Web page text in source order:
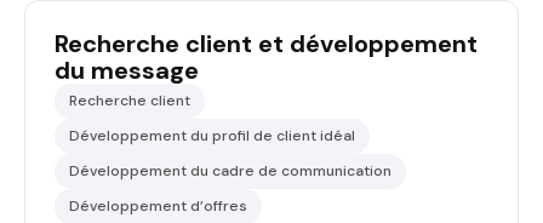
Recherche client et développement
du message
Recherche client
Développement du profil de client idéal
Développement du cadre de communication
Développement d’offres